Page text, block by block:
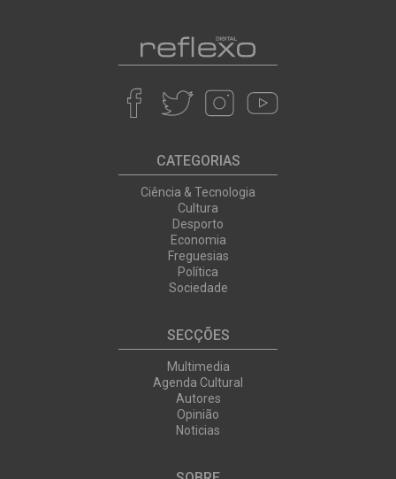
CATEGORIAS
Ciência & Tecnologia
Cultura
Desporto
Economia
Freguesias
Política
Sociedade
SECÇÕES
Multimedia
Agenda Cultural
Autores
Opinião
Noticias